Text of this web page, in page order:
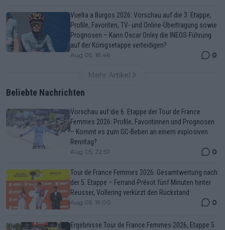
Vuelta a Burgos 2026: Vorschau auf die 3. Etappe,
Profile, Favoriten, TV- und Online-Übertragung sowie
Prognosen – Kann Oscar Onley die INEOS-Führung
auf der Königsetappe verteidigen?
Aug 05, 18:46 0
Mehr Artikel
Beliebte Nachrichten
Vorschau auf die 6. Etappe der Tour de France
Femmes 2026: Profile, Favoritinnen und Prognosen
– Kommt es zum GC-Beben an einem explosiven
Renntag?
Aug 05, 22:57 0
Tour de France Femmes 2026: Gesamtwertung nach
der 5. Etappe – Ferrand-Prévot fünf Minuten hinter
Reusser, Vollering verkürzt den Rückstand
Aug 05, 19:00 0
Ergebnisse Tour de France Femmes 2026, Etappe 5